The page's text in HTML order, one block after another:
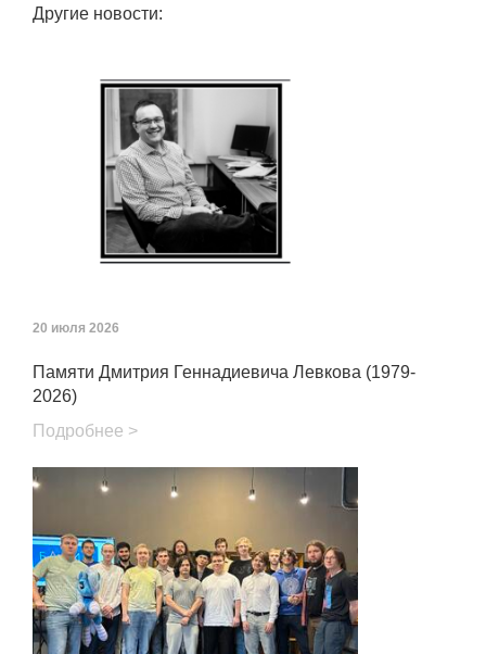
Другие новости:
20 июля 2026
Памяти Дмитрия Геннадиевича Левкова (1979-
2026)
Подробнее >